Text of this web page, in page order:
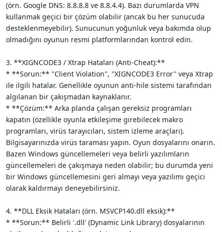
(örn. Google DNS: 8.8.8.8 ve 8.8.4.4). Bazı durumlarda VPN
kullanmak geçici bir çözüm olabilir (ancak bu her sunucuda
desteklenmeyebilir). Sunucunun yoğunluk veya bakımda olup
olmadığını oyunun resmi platformlarından kontrol edin.
3. **XIGNCODE3 / Xtrap Hataları (Anti-Cheat):**
* **Sorun:** "Client Violation", "XIGNCODE3 Error" veya Xtrap
ile ilgili hatalar. Genellikle oyunun anti-hile sistemi tarafından
algılanan bir çakışmadan kaynaklanır.
* **Çözüm:** Arka planda çalışan gereksiz programları
kapatın (özellikle oyunla etkileşime girebilecek makro
programları, virüs tarayıcıları, sistem izleme araçları).
Bilgisayarınızda virüs taraması yapın. Oyun dosyalarını onarın.
Bazen Windows güncellemeleri veya belirli yazılımların
güncellemeleri de çakışmaya neden olabilir; bu durumda yeni
bir Windows güncellemesini geri almayı veya yazılımı geçici
olarak kaldırmayı deneyebilirsiniz.
4. **DLL Eksik Hataları (örn. MSVCP140.dll eksik):**
* **Sorun:** Belirli '.dll' (Dynamic Link Library) dosyalarının